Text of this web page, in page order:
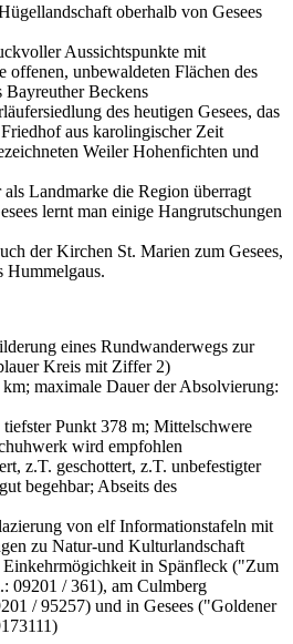
oberhalb von Gesees
Aussichtspunkte mit
offenen, unbewaldeten Flächen des
Bayreuther Beckens
des heutigen Gesees, das
aus karolingischer Zeit
Weiler Hohenfichten und
Landmarke die Region überragt
lernt man einige Hangrutschungen
der Kirchen St. Marien zum Gesees,
Hummelgaus.
eines Rundwanderwegs zur
Kreis mit Ziffer 2)
km; maximale Dauer der Absolvierung:
Punkt 378 m; Mittelschwere
wird empfohlen
z.T. geschottert, z.T. unbefestigter
begehbar; Abseits des
von elf Informationstafeln mit
zu Natur-und Kulturlandschaft
Einkehrmögichkeit in Spänfleck ("Zum
09201 / 361), am Culmberg
/ 95257) und in Gesees ("Goldener